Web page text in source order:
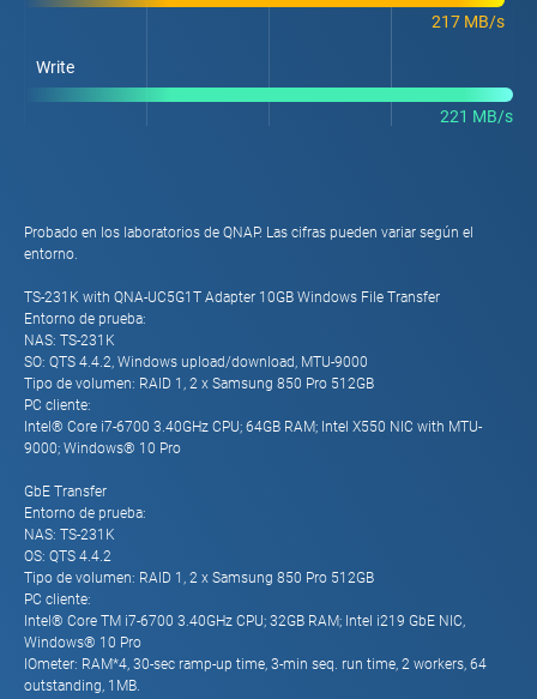
217 MB/s
Write
221 MB/s
Probado en los laboratorios de QNAP. Las cifras pueden variar según el
entorno.
TS-231K with QNA-UC5G1T Adapter 10GB Windows File Transfer
Entorno de prueba:
NAS: TS-231K
SO: QTS 4.4.2, Windows upload/download, MTU-9000
Tipo de volumen: RAID 1, 2 x Samsung 850 Pro 512GB
PC cliente:
Intel® Core i7-6700 3.40GHz CPU; 64GB RAM; Intel X550 NIC with MTU-
9000; Windows® 10 Pro
GbE Transfer
Entorno de prueba:
NAS: TS-231K
OS: QTS 4.4.2
Tipo de volumen: RAID 1, 2 x Samsung 850 Pro 512GB
PC cliente:
Intel® Core TM i7-6700 3.40GHz CPU; 32GB RAM; Intel i219 GbE NIC,
Windows® 10 Pro
IOmeter: RAM*4, 30-sec ramp-up time, 3-min seq. run time, 2 workers, 64
outstanding, 1MB.